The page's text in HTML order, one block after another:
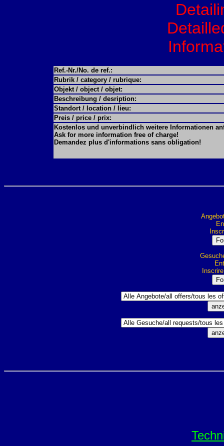
Ref.-Nr./No. de ref.:
Rubrik / category / rubrique:
Objekt / object / objet:
Beschreibung / desription:
Standort / location / lieu:
Preis / price / prix:
Kostenlos und unverbindlich weitere Informationen
Ask for more information free of charge!
Demandez plus d'informations sans obligation!